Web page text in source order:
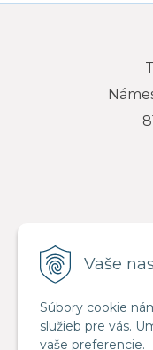
Vaše
Súbory cookie
služieb pre vás.
vaše preferencie.
e-